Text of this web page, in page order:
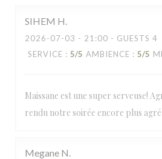
SIHEM H
2026-07-03 - 21:00 - GUESTS 4
SERVICE : 5/5 AMBIENCE : 5/5
Maissane est une super serveuse!
rendu notre soirée encore plus
Megane N